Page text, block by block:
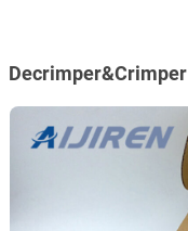
Decrimper&Crimper